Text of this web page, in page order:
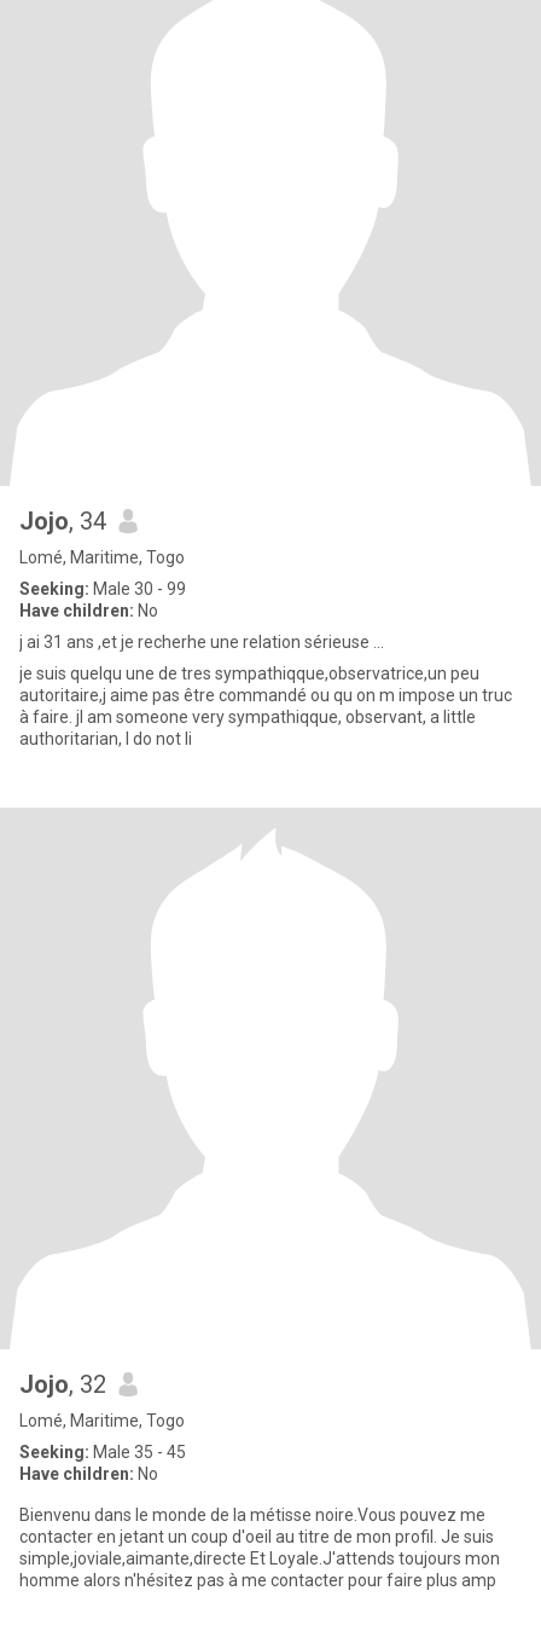
Jojo, 34
Lomé, Maritime, Togo
Seeking: Male 30 - 99
Have children: No
j ai 31 ans ,et je recherhe une relation sérieuse ...
je suis quelqu une de tres sympathiqque,observatrice,un peu
autoritaire,j aime pas être commandé ou qu on m impose un truc
à faire. jI am someone very sympathiqque, observant, a little
authoritarian, I do not li
Jojo, 32
Lomé, Maritime, Togo
Seeking: Male 35 - 45
Have children: No
Bienvenu dans le monde de la métisse noire.Vous pouvez me
contacter en jetant un coup d'oeil au titre de mon profil. Je suis
simple,joviale,aimante,directe Et Loyale.J'attends toujours mon
homme alors n'hésitez pas à me contacter pour faire plus amp